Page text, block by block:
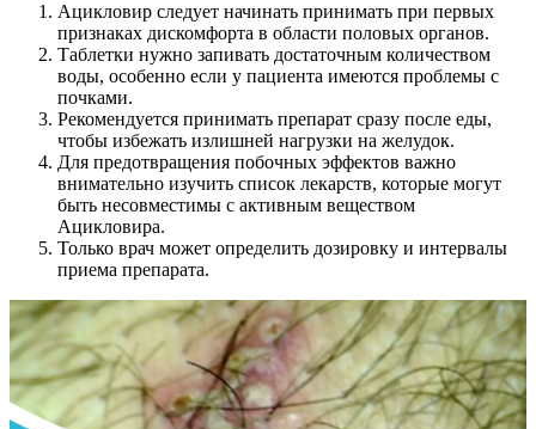
Ацикловир следует начинать принимать при первых
признаках дискомфорта в области половых органов.
Таблетки нужно запивать достаточным количеством
воды, особенно если у пациента имеются проблемы с
почками.
Рекомендуется принимать препарат сразу после еды,
чтобы избежать излишней нагрузки на желудок.
Для предотвращения побочных эффектов важно
внимательно изучить список лекарств, которые могут
быть несовместимы с активным веществом
Ацикловира.
Только врач может определить дозировку и интервалы
приема препарата.